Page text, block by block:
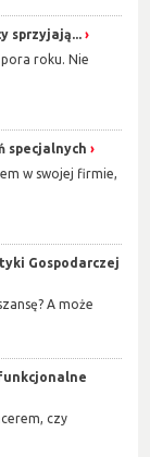
sprzyjają...
roku. Nie
specjalnych
w swojej firmie,
Gospodarczej
A może
czy